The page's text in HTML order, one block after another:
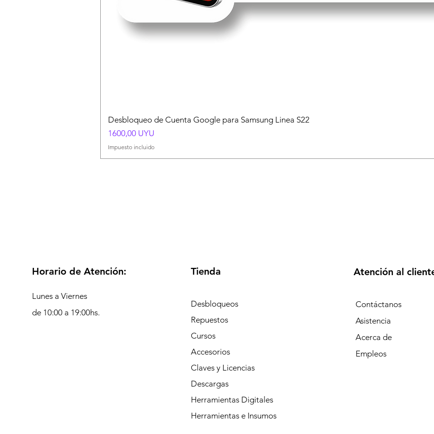
Desbloqueo de Cuenta Google para Samsung Linea S22
Precio
1600,00 UYU
Impuesto incluido
Horario de Atención:
Lunes a Viernes
de 10:00 a 19:00hs.
Tienda
Desbloqueos
Repuestos
Cursos
Accesorios
Claves y Licencias
Descargas
Herramientas Digitales
Herramientas e Insumos
Atención al
Contáctanos
Asistencia
Acerca de
Empleos